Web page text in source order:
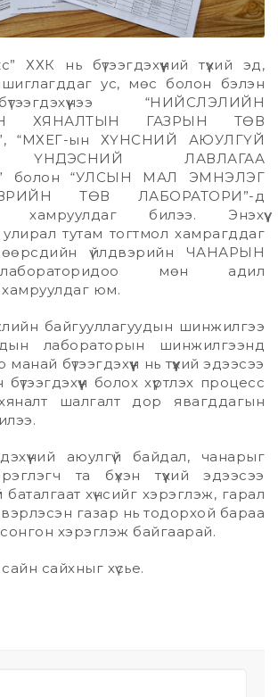
ХХК нь бүтээгдэхүүний түүхий эд,
ус, мөс болон бэлэн
“НИЙСЛЭЛИЙН
ХЯНАЛТЫН ГАЗРЫН ТӨВ
“МХЕГ-ын ХҮНСНИЙ АЮУЛГҮЙ
ҮНДЭСНИЙ ЛАВЛАГАА
болон “УЛСЫН МАЛ ЭМНЭЛЭГ
ТӨВ ЛАБОРАТОРИ”-д
хамруулдаг билээ. Энэхүү
тутам тогтмол хамрагддаг
үйлдвэрийн ЧАНАРЫН
мөн адил
юм.
байгууллагуудын шинжилгээ
лабораторын шинжилгээнд
бүтээгдэхүүн нь түүхий эдээсээ
болох хүртлэх процесс
шалгалт дор явагддагын
аюулгүй байдал, чанарыг
та бүхэн түүхий эдээсээ
баталгаат хүнсийг хэрэглэж, гарал
газар нь тодорхой бараа
сонгон хэрэглэж байгаарай.
сайн сайхныг хүсье.